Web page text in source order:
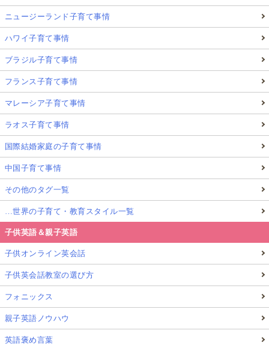
ニュージーランド子育て事情
ハワイ子育て事情
ブラジル子育て事情
フランス子育て事情
マレーシア子育て事情
ラオス子育て事情
国際結婚家庭の子育て事情
中国子育て事情
その他のタグ一覧
…世界の子育て・教育スタイル一覧
子供英語＆親子英語
子供オンライン英会話
子供英会話教室の選び方
フォニックス
親子英語ノウハウ
英語褒め言葉